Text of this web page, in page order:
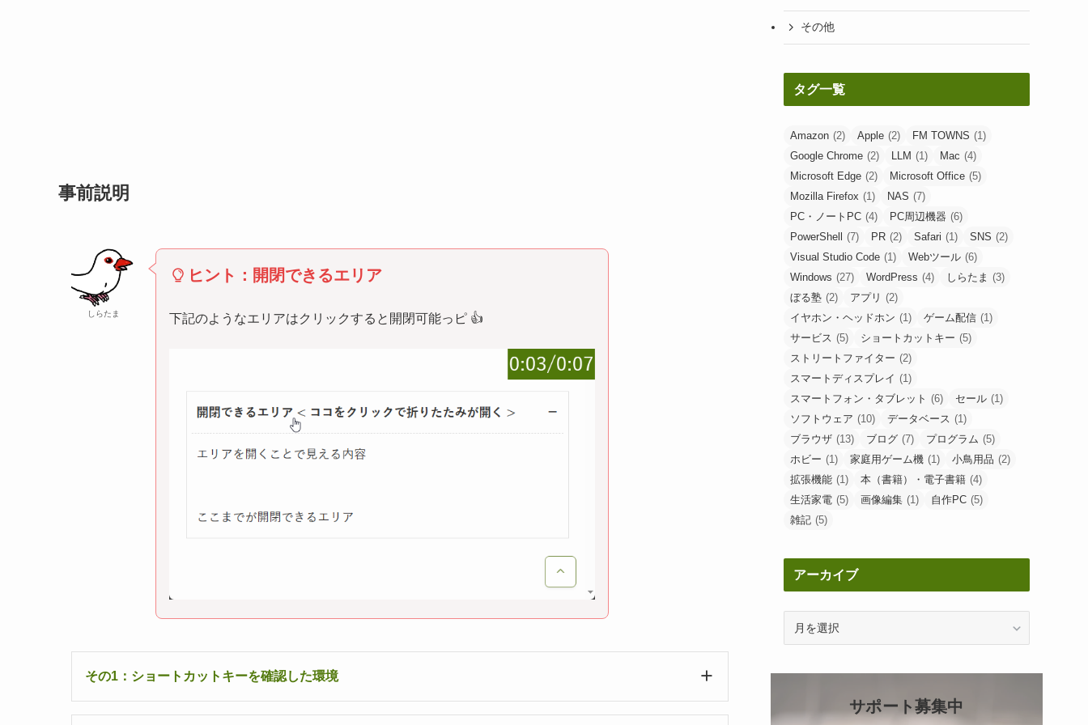
事前説明
しらたま
ヒント：開閉できるエリア
下記のようなエリアはクリックすると開閉可能っピ 👍
その1：ショートカットキーを確認した環境
その他
タグ一覧
Amazon (2) Apple (2) FM TOWNS (1)
Google Chrome (2) LLM (1) Mac (4)
Microsoft Edge (2) Microsoft Office (5)
Mozilla Firefox (1) NAS (7)
PC・ノートPC (4) PC周辺機器 (6)
PowerShell
(7) PR (2) Safari (1) SNS (2)
Visual Studio Code (1) Webツール (6)
Windows (27) WordPress (4) しらたま (3)
ぼる塾 (2) アプリ (2)
イヤホン・ヘッドホン (1) ゲーム配信 (1)
サービス (5) ショートカットキー (5)
ストリートファイター (2)
スマートディスプレイ (1)
スマートフォン・タブレット (6) セール (1)
ソフトウェア (10) データベース (1)
ブラウザ (13) ブログ (7) プログラム (5)
ホビー (1) 家庭用ゲーム機 (1) 小鳥用品 (2)
拡張機能 (1) 本（書籍）・電子書籍 (4)
生活家電 (5) 画像編集 (1) 自作PC (5)
雑記 (5)
アーカイブ
イ
サポート募集中